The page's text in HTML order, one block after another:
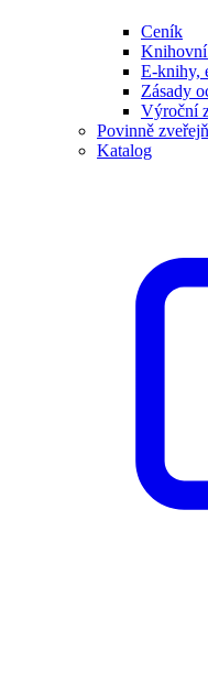
Ceník
E-knihy,
Zásady
Výroční
Povinně
Katalog